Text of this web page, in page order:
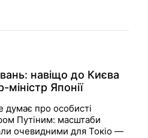
ще не війна", що "це ще
навіщо до Києва
Японії
думає про особисті
Путіним: масштаби
очевидними для Токіо —